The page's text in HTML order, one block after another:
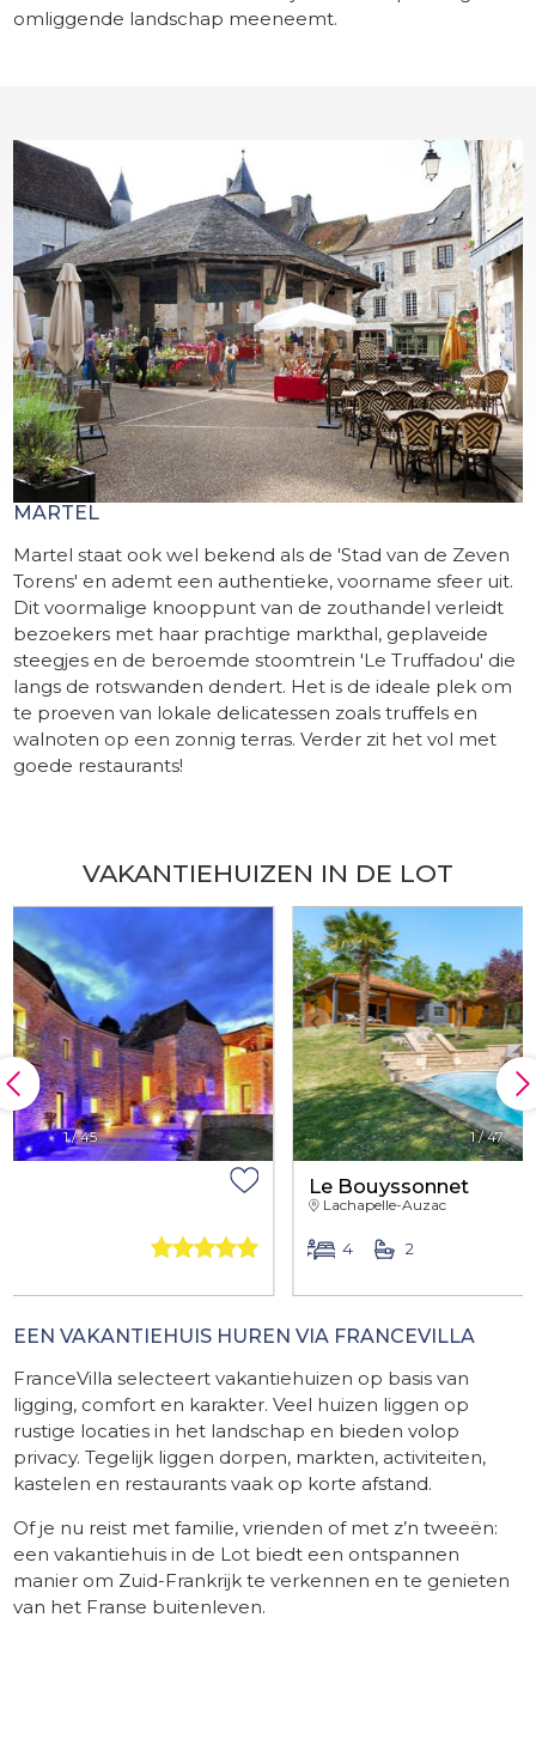
omliggende landschap meeneemt.
MARTEL
Martel staat ook wel bekend als de 'Stad van de Zeven
Torens' en ademt een authentieke, voorname sfeer uit.
Dit voormalige knooppunt van de zouthandel verleidt
bezoekers met haar prachtige markthal, geplaveide
steegjes en de beroemde stoomtrein 'Le Truffadou' die
langs de rotswanden dendert. Het is de ideale plek om
te proeven van lokale delicatessen zoals truffels en
walnoten op een zonnig terras. Verder zit het vol met
goede restaurants!
VAKANTIEHUIZEN IN DE LOT
1/45 1/47
Le Bouyssonnet
Lachapelle-Auzac
4 2
EEN VAKANTIEHUIS HUREN VIA FRANCEVILLA
FranceVilla selecteert vakantiehuizen op basis van
ligging, comfort en karakter. Veel huizen liggen op
rustige locaties in het landschap en bieden volop
privacy. Tegelijk liggen dorpen, markten, activiteiten,
kastelen en restaurants vaak op korte afstand.
Of je nu reist met familie, vrienden of met z’n tweeën:
een vakantiehuis in de Lot biedt een ontspannen
manier om Zuid-Frankrijk te verkennen en te genieten
van het Franse buitenleven.